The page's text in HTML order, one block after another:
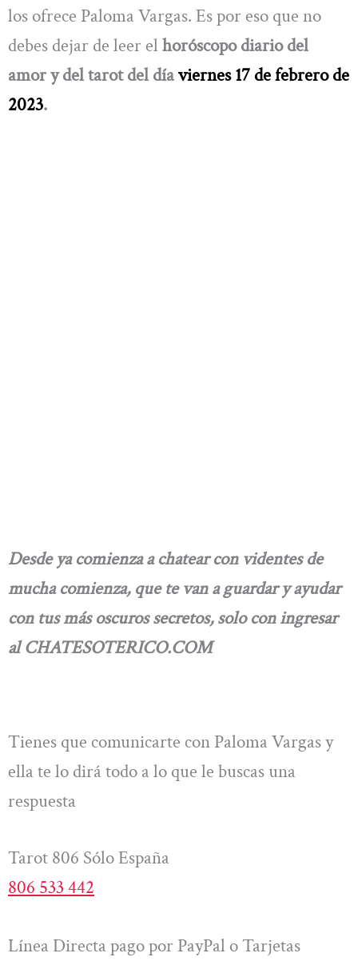
los ofrece Paloma Vargas. Es por eso que no
debes dejar de leer el horóscopo diario del
amor y del tarot del díaviernes 17 de febrero de
2023.
Desde ya comienza a chatear con videntes de
mucha comienza, que te van a guardar y ayudar
con tus más oscurossecretos, solo con ingresar
al CHATESOTERICO.COM
Tienes que comunicarte con Paloma Vargas y
ella te lo dirá todo a lo que le buscas una
respuesta
Tarot 806 Sólo España
806 533 442
Línea Directa pago por PayPal o Tarjetas